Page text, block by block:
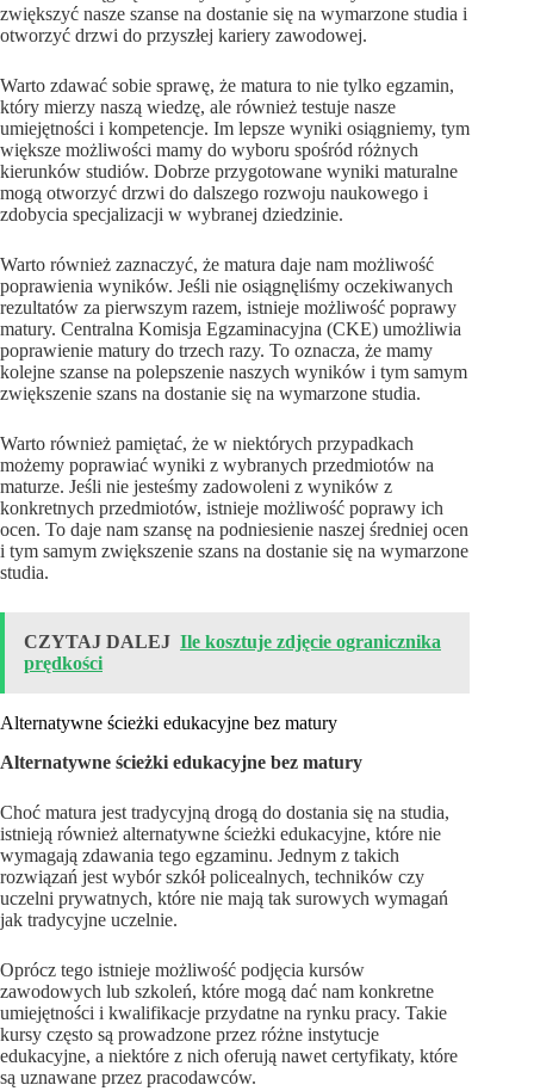
zwiększyć nasze szanse na dostanie się na wymarzone studia i
otworzyć drzwi do przyszłej kariery zawodowej.
Warto zdawać sobie sprawę, że matura to nie tylko egzamin,
który mierzy naszą wiedzę, ale również testuje nasze
umiejętności i kompetencje. Im lepsze wyniki osiągniemy, tym
większe możliwości mamy do wyboru spośród różnych
kierunków studiów. Dobrze przygotowane wyniki maturalne
mogą otworzyć drzwi do dalszego rozwoju naukowego i
zdobycia specjalizacji w wybranej dziedzinie.
Warto również zaznaczyć, że matura daje nam możliwość
poprawienia wyników. Jeśli nie osiągnęliśmy oczekiwanych
rezultatów za pierwszym razem, istnieje możliwość poprawy
matury. Centralna Komisja Egzaminacyjna (CKE) umożliwia
poprawienie matury do trzech razy. To oznacza, że mamy
kolejne szanse na polepszenie naszych wyników i tym samym
zwiększenie szans na dostanie się na wymarzone studia.
Warto również pamiętać, że w niektórych przypadkach
możemy poprawiać wyniki z wybranych przedmiotów na
maturze. Jeśli nie jesteśmy zadowoleni z wyników z
konkretnych przedmiotów, istnieje możliwość poprawy ich
ocen. To daje nam szansę na podniesienie naszej średniej ocen
i tym samym zwiększenie szans na dostanie się na wymarzone
studia.
CZYTAJ DALEJ Ile kosztuje zdjęcie ogranicznika
prędkości
Alternatywne ścieżki edukacyjne bez matury
Alternatywne ścieżki edukacyjne bez matury
Choć matura jest tradycyjną drogą do dostania się na studia,
istnieją również alternatywne ścieżki edukacyjne, które nie
wymagają zdawania tego egzaminu. Jednym z takich
rozwiązań jest wybór szkół policealnych, techników czy
uczelni prywatnych, które nie mają tak surowych wymagań
jak tradycyjne uczelnie.
Oprócz tego istnieje możliwość podjęcia kursów
zawodowych lub szkoleń, które mogą dać nam konkretne
umiejętności i kwalifikacje przydatne na rynku pracy. Takie
kursy często są prowadzone przez różne instytucje
edukacyjne, a niektóre z nich oferują nawet certyfikaty, które
są uznawane przez pracodawców.